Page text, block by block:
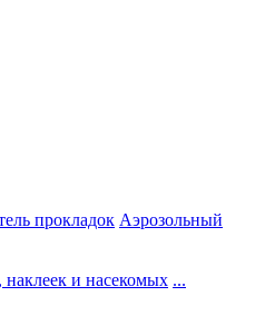
прокладок Аэрозольный
и насекомых ...